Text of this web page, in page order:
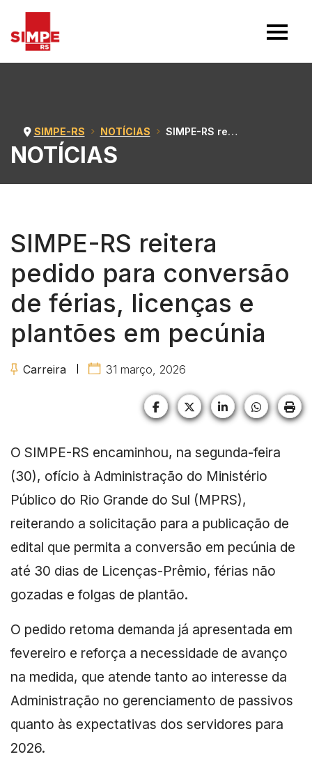
NOTÍCIAS
SIMPE-RS NOTÍCIAS SIMPE-RS reitera pedido para conversão de férias, licenças e plantões em pecúnia
SIMPE-RS reitera
pedido para conversão
de férias, licenças e
plantões em pecúnia
Carreira 31 março, 2026
FacebookX (formerly Twitter)
LinkedIn
O SIMPE-RS encaminhou, na segunda-feira
(30), ofício à Administração do Ministério
Público do Rio Grande do Sul (MPRS),
reiterando a solicitação para a publicação de
edital que permita a conversão em pecúnia de
até 30 dias de Licenças-Prêmio, férias não
gozadas e folgas de plantão.
O pedido retoma demanda já apresentada em
fevereiro e reforça a necessidade de avanço
na medida, que atende tanto ao interesse da
Administração no gerenciamento de passivos
quanto às expectativas dos servidores para
2026.